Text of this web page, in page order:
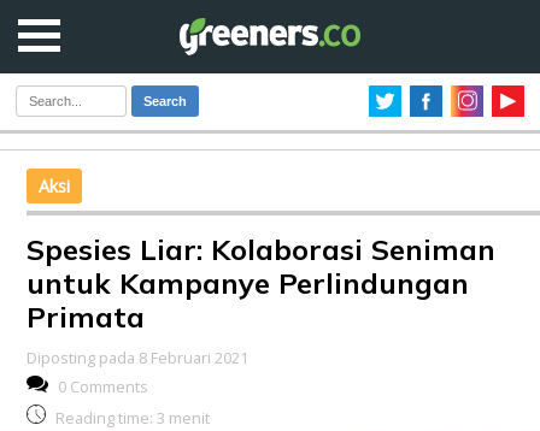
Search
Aksi
Spesies Liar: Kolaborasi Seniman
untuk Kampanye Perlindungan
Primata
Diposting pada 8 Februari 2021
0 Comments
Reading time: 3 menit